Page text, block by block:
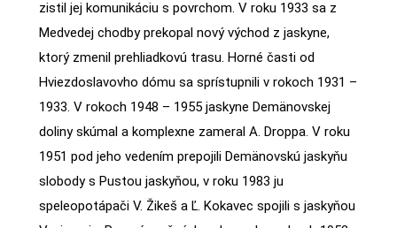
zistil jej komunikáciu s povrchom. V roku 1933 sa z
Medvedej chodby prekopal nový východ z jaskyne,
ktorý zmenil prehliadkovú trasu. Horné časti od
Hviezdoslavovho dómu sa sprístupnili v rokoch 1931 –
1933. V rokoch 1948 – 1955 jaskyne Demänovskej
doliny skúmal a komplexne zameral A. Droppa. V roku
1951 pod jeho vedením prepojili Demänovskú jaskyňu
slobody s Pustou jaskyňou, v roku 1983 ju
speleopotápači V. Žikeš a Ľ. Kokavec spojili s jaskyňou